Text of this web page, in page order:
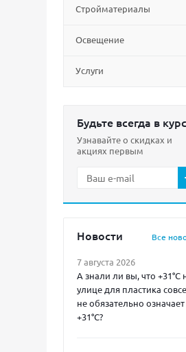
Стройматериалы
Освещение
Услуги
Будьте всегда в
Узнавайте о скидках и
акциях первым
Новости Все
7 августа 2026
А знали ли вы, что +31°C
улице для пластика
не обязательно означает
+31°C?